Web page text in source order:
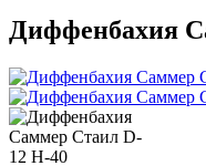
Диффенбахия